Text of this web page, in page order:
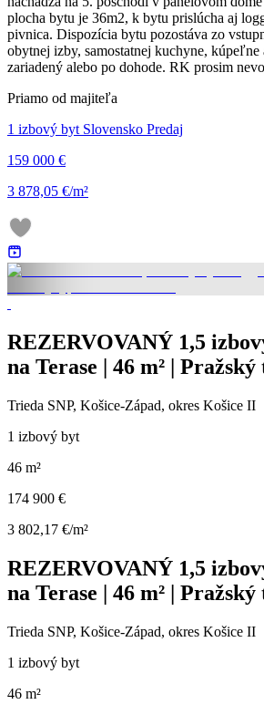
plocha bytu je 36m2, k bytu prislúcha aj
pivnica. Dispozícia bytu pozostáva zo
obytnej izby, samostatnej kuchyne, kúpeľne
zariadený alebo po dohode. RK prosim
Priamo od majiteľa
1 izbový byt Slovensko Predaj
159 000 €
3 878,05 €/m²
REZERVOVANÝ 1,5
na Terase | 46 m² | Pražský
Trieda SNP, Košice-Západ, okres Košice II
1 izbový byt
46 m²
174 900 €
3 802,17 €/m²
REZERVOVANÝ 1,5
na Terase | 46 m² | Pražský
Trieda SNP, Košice-Západ, okres Košice II
1 izbový byt
46 m²